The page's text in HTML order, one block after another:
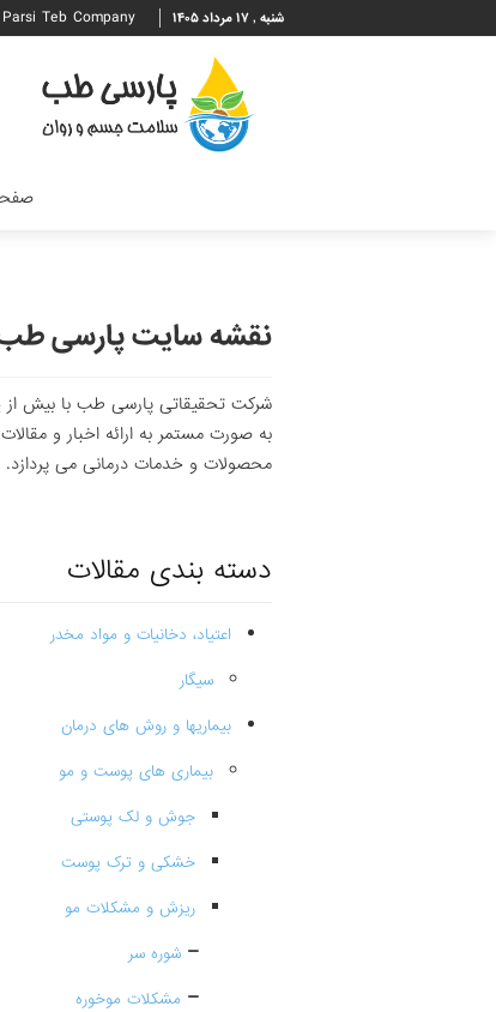
شنبه , ۱۷ مرداد ۱۴۰۵ Parsi Teb Company
نقشه سایت پارسی طب
شرکت تحقیقاتی پارسی طب با بیش از
به صورت مستمر به ارائه اخبار و
محصولات و خدمات درمانی می پردازد.
دسته بندی مقالات
اعتیاد، دخانیات و مواد مخدر
سیگار
بیماریها و روش های درمان
بیماری های پوست و مو
جوش و لک پوستی
خشکی و ترک پوست
ریزش و مشکلات مو
شوره سر
مشکلات موخوره